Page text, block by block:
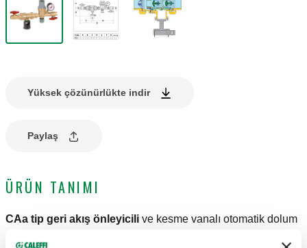
Yüksek çözünürlükte indir
Paylaş
ÜRÜN TANIMI
CAa tip geri akış önleyicili ve kesme vanalı otomatik dolum